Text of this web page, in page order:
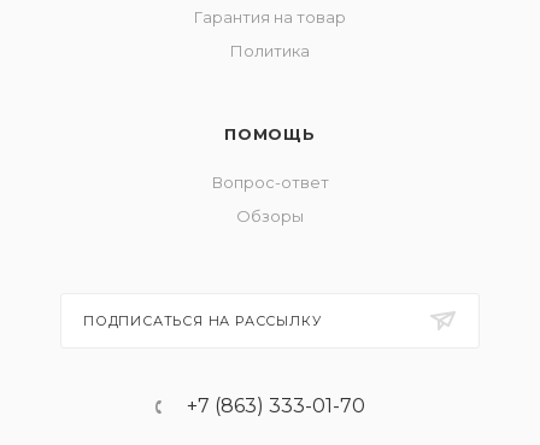
Гарантия на товар
Политика
ПОМОЩЬ
Вопрос-ответ
Обзоры
ПОДПИСАТЬСЯ НА РАССЫЛКУ
+7 (863) 333-01-70